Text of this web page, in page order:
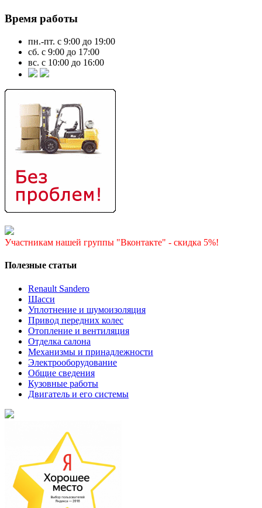
Время работы
пн.-пт. с 9:00 до 19:00
сб. с 9:00 до 17:00
вс. с 10:00 до 16:00
Участникам нашей группы "Вконтакте" - скидка 5%!
Полезные статьи
Renault Sandero
Шасси
Уплотнение и шумоизоляция
Привод передних колес
Отопление и вентиляция
Отделка салона
Механизмы и принадлежности
Электрооборудование
Общие сведения
Кузовные работы
Двигатель и его системы